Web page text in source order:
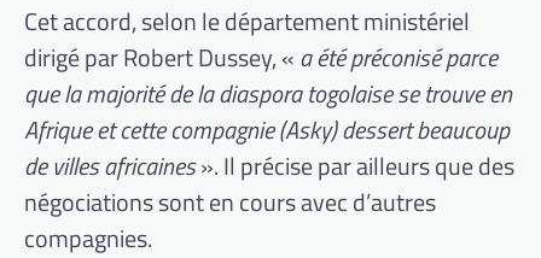
Cet accord, selon le département ministériel
dirigé par Robert Dussey, «a été préconisé parce
que la majorité de la diaspora togolaise se trouve en
Afrique et cette compagnie (Asky) dessert beaucoup
de villes africaines». Il précise par ailleurs que des
négociations sont en cours avec d’autres
compagnies.